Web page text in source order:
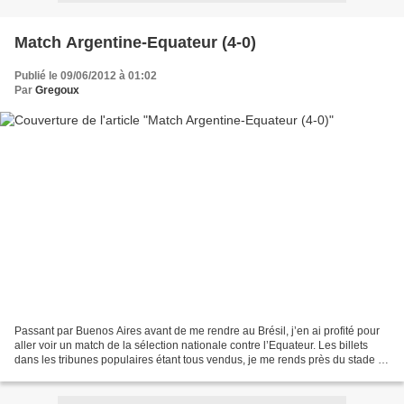
Match Argentine-Equateur (4-0)
Publié le 09/06/2012 à 01:02
Par Gregoux
Passant par Buenos Aires avant de me rendre au Brésil, j’en ai profité pour
aller voir un match de la sélection nationale contre l’Equateur. Les billets
dans les tribunes populaires étant tous vendus, je me rends près du stade à